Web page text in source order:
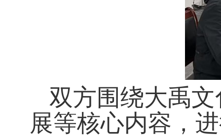
双方围绕大禹
展等核心内容，